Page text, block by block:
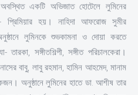
একটি অভিজাত হোটেলে লুমিনের
প্রিমিয়ার হয়। নাহিদা আফরোজ সুমীর
লুমিনকে শুভকামনা ও দোয়া করতে
সঙ্গীতশিল্পী, সঙ্গীত পরিচালকেরা।
বাবু, লাবু রহমান, হামিন আহমেদ, মানাম
অনুষ্ঠানে লুমিনের হাতে ডা. আশীষ তার